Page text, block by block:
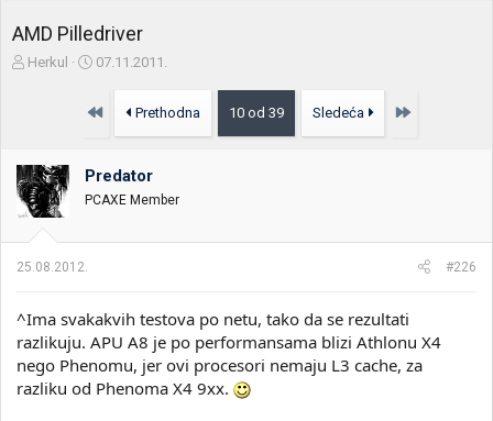
AMD Pilledriver
Z
i
k
t
e
m
Herkul
D
u
o
k
e
j
a
07.11.2011.
Prvo Prethodna 10 od 39 Sledeća Poslednja
Predator
PCAXE Member
25.08.2012. #226
^Ima svakakvih testova po netu, tako da se rezultati
razlikuju. APU A8 je po performansama blizi Athlonu X4
nego Phenomu, jer ovi procesori nemaju L3 cache, za
razliku od Phenoma X4 9xx.